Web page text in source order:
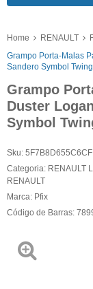
Home RENAULT
Grampo Porta-Malas
Sandero Symbol
Grampo
Duster
Symbol
Sku: 5F7B8D655C6CF
Categoria: RENAULT
RENAULT
Marca: Pfix
Código de Barras: